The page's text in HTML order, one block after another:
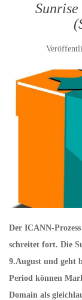
Der ICANN-
schreitet fort. Die
9.August und geht
Period können
Domain als